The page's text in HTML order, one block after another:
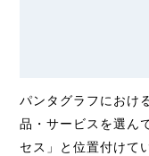
パンタグラフにおけ
品・サービスを選ん
セス」と位置付けて